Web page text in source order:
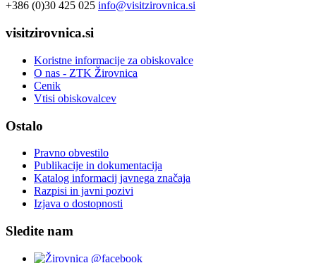
+386 (0)30 425 025 info@visitzirovnica.si
visitzirovnica.si
Koristne informacije za obiskovalce
O nas - ZTK Žirovnica
Cenik
Vtisi obiskovalcev
Ostalo
Pravno obvestilo
Publikacije in dokumentacija
Katalog informacij javnega značaja
Razpisi in javni pozivi
Izjava o dostopnosti
Sledite nam